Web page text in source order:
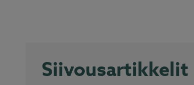
Siivousartikkelit